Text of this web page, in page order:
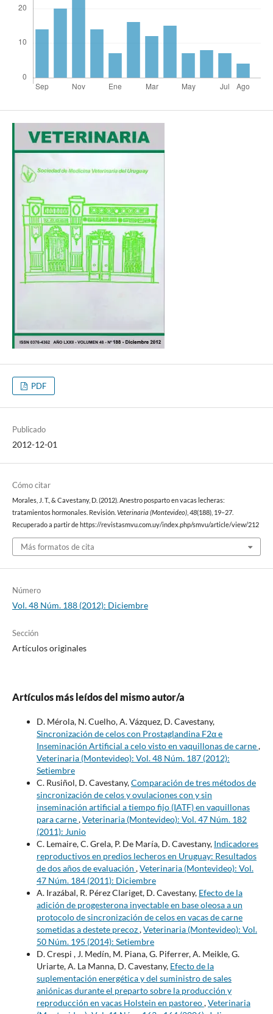
PDF
Publicado
2012-12-01
Cómo citar
Morales, J. T., & Cavestany, D. (2012). Anestro posparto en vacas lecheras:
tratamientos hormonales. Revisión. Veterinaria (Montevideo), 48(188), 19–27.
Recuperado a partir de https://revistasmvu.com.uy/index.php/smvu/article/view/212
Más formatos de cita
Número
Vol. 48 Núm. 188 (2012): Diciembre
Sección
Artículos originales
Artículos más leídos del mismo autor/a
D. Mérola, N. Cuelho, A. Vázquez, D. Cavestany,
Sincronización de celos con Prostaglandina F2α e
Inseminación Artificial a celo visto en vaquillonas de carne,
Veterinaria (Montevideo): Vol. 48 Núm. 187 (2012):
Setiembre
C. Rusiñol, D. Cavestany,Comparación de tres métodos de
sincronización de celos y ovulaciones con y sin
inseminación artificial a tiempo fijo (IATF) en vaquillonas
para carne,Veterinaria (Montevideo): Vol. 47 Núm. 182
(2011): Junio
C. Lemaire, C. Grela, P. De María, D. Cavestany, Indicadores
reproductivos en predios lecheros en Uruguay: Resultados
de dos años de evaluación ,Veterinaria (Montevideo): Vol.
47 Núm. 184 (2011): Diciembre
A. Irazábal, R. Pérez Clariget, D. Cavestany, Efecto de la
adición de progesterona inyectable en base oleosa a un
protocolo de sincronización de celos en vacas de carne
sometidas a destete precoz,Veterinaria (Montevideo): Vol.
50 Núm. 195 (2014): Setiembre
D. Crespi , J. Medín, M. Piana, G. Piferrer, A. Meikle, G.
Uriarte, A. La Manna, D. Cavestany, Efecto de la
suplementación energética y del suministro de sales
aniónicas durante el preparto sobre la producción y
reproducción en vacas Holstein en pastoreo,Veterinaria